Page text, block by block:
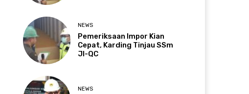
NEWS
Pemeriksaan Impor Kian
Cepat, Karding Tinjau SSm
JI-QC
NEWS